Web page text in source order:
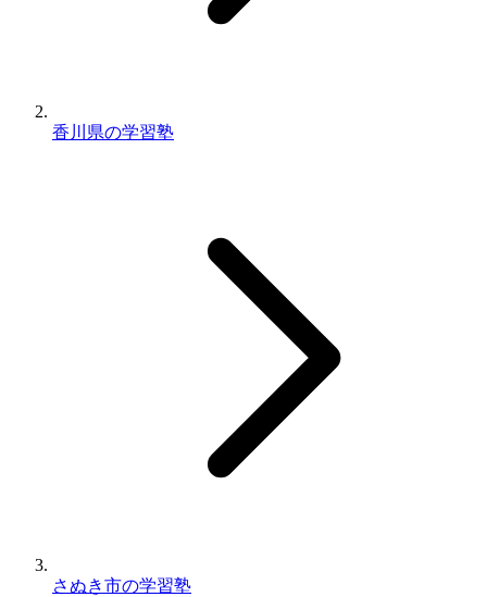
香川県の学習塾
さぬき市の学習塾